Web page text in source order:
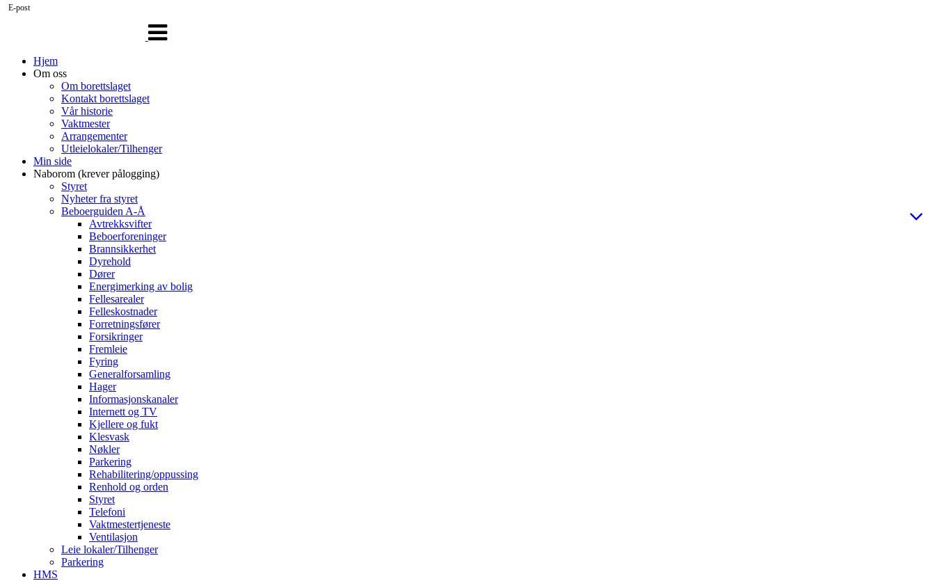
navigasjon
Hjem
Om oss
Om borettslaget
Kontakt borettslaget
Vår historie
Vaktmester
Arrangementer
Utleielokaler/Tilhenger
Min side
Naborom (krever pålogging)
Styret
Nyheter fra styret
Beboerguiden A-Å
Avtrekksvifter
Beboerforeninger
Brannsikkerhet
Dyrehold
Dører
Energimerking av bolig
Fellesarealer
Felleskostnader
Forretningsfører
Forsikringer
Fremleie
Fyring
Generalforsamling
Hager
Informasjonskanaler
Internett og TV
Kjellere og fukt
Klesvask
Nøkler
Parkering
Rehabilitering/oppussing
Renhold og orden
Styret
Telefoni
Vaktmestertjeneste
Ventilasjon
Leie lokaler/Tilhenger
Parkering
HMS
E-post